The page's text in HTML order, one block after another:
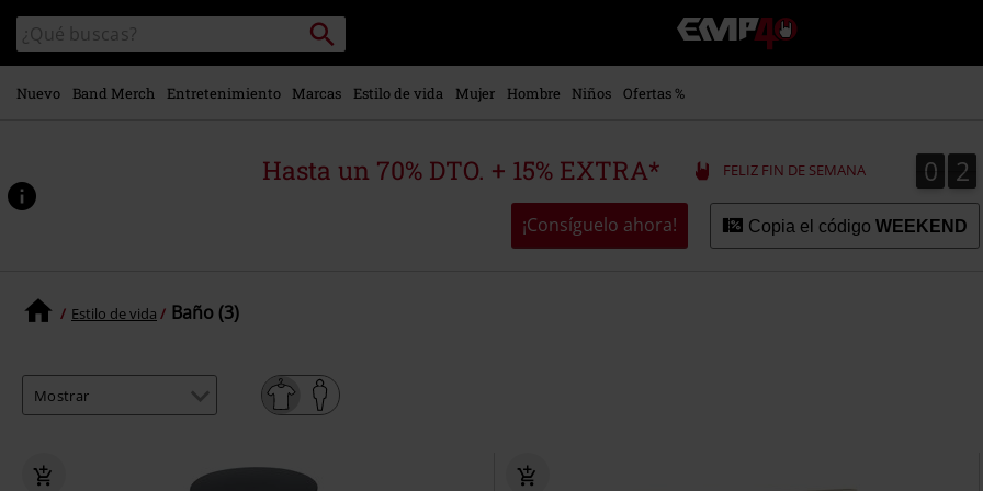
contenido
principal
Buscar
en
el
catálogo
Buscar
EMP
-
Música,
Merch
Ropa
Alternativa
Nuevo Band Merch Entretenimiento Marcas Estilo de vida Mujer Hombre Niños Ofertas %
Hasta un 70% DTO. + 15% EXTRA* FELIZ FIN DE SEMANA 0
0 2
2
¡Consíguelo ahora! Copia el código WEEKEND
Estilo de vida Baño (3)